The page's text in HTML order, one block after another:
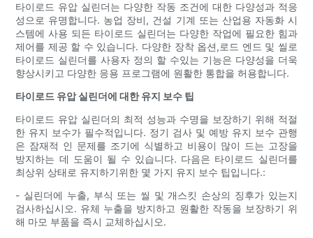
타이로드 유압 실린더는 다양한 작동 조건에 대한 다양성과 적응
성으로 유명합니다. 농업 장비, 건설 기계 또는 산업용 자동화 시
스템에 사용 되든 타이로드 실린더는 다양한 작업에 필요한 힘과
제어를 제공 할 수 있습니다. 다양한 장착 옵션,로드 엔드 및 씰로
타이로드 실린더를 사용자 정의 할 수있는 기능은 다양성을 더욱
향상시키고 다양한 응용 프로그램에 원활한 통합을 허용합니다.
타이로드 유압 실린더에 대한 유지 보수 팁
타이로드 유압 실린더의 최적 성능과 수명을 보장하기 위해 적절
한 유지 보수가 필수적입니다. 정기 검사 및 예방 유지 보수 관행
은 잠재적 인 문제를 조기에 식별하고 비용이 많이 드는 고장을
방지하는 데 도움이 될 수 있습니다. 다음은 타이로드 실린더를
최상위 상태로 유지하기위한 몇 가지 유지 보수 팁입니다.:
- 실린더에 누출, 부식 또는 씰 및 개스킷 손상의 징후가 있는지
검사하십시오. 유체 누출을 방지하고 원활한 작동을 보장하기 위
해 마모 부품을 즉시 교체하십시오.